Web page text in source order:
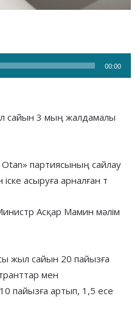
00:00
сайын 3 мың жалдамалы
Otan» партиясының сайлау
асыруға арналған т
Асқар Мамин мәлім
жыл сайын 20 пайызға
мен
пайызға артып, 1,5 есе